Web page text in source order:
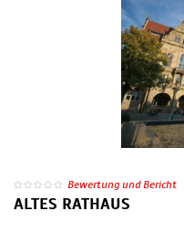
Bewertung und Bericht
ALTES RATHAUS